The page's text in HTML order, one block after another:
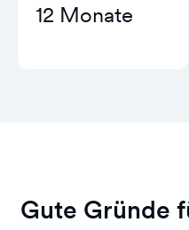
12 Monate
Gute Gründe